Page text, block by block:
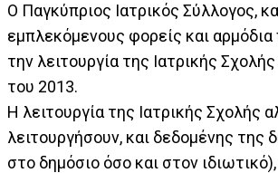
Ο Παγκύπριος Ιατρικός Σύλλογος,
εμπλεκόμενους φορείς και
την λειτουργία της Ιατρικής
του 2013.
Η λειτουργία της Ιατρικής Σχολής
λειτουργήσουν, και δεδομένης της
στο δημόσιο όσο και στον